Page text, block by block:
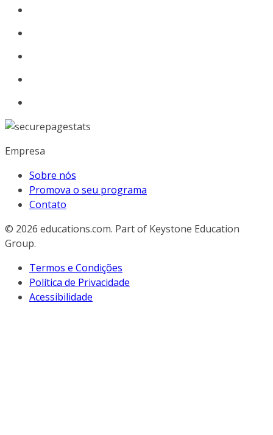
Empresa
Sobre nós
Promova o seu programa
Contato
© 2026 educations.com. Part of Keystone Education
Group.
Termos e Condições
Política de Privacidade
Acessibilidade